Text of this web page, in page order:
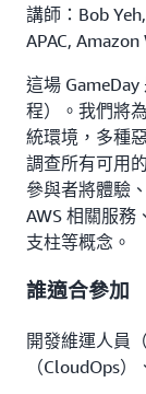
講師：Bob
APAC,
這場
程）。我們將
統環境，多種
調查所有可用
參與者將體驗
AWS 相關服務
支柱等概念。
誰適合參加
開發維運人員
（CloudOps